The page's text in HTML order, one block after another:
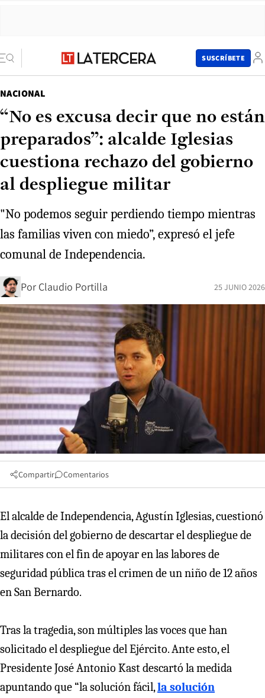
SUSCRÍBETE
NACIONAL
“No es excusa decir que no están
preparados”: alcalde Iglesias
cuestiona rechazo del gobierno
al despliegue militar
"No podemos seguir perdiendo tiempo mientras
las familias viven con miedo”, expresó el jefe
comunal de Independencia.
Por Claudio Portilla 25 JUNIO 2026
Compartir Comentarios
El alcalde de Independencia, Agustín Iglesias, cuestionó
la decisión del gobierno de descartar el despliegue de
militares con el fin de apoyar en las labores de
seguridad pública tras el crimen de un niño de 12 años
en San Bernardo.
Tras la tragedia, son múltiples las voces que han
solicitado el despliegue del Ejército. Ante esto, el
Presidente José Antonio Kast descartó la medida
apuntando que “la solución fácil,la solución